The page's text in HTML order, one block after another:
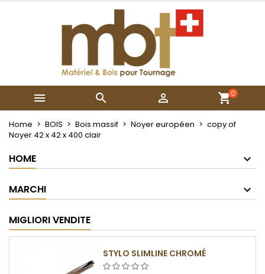
   0
Home BOIS Bois massif Noyer européen
copy of
Noyer 42 x 42 x 400 clair
HOME
MARCHI
MIGLIORI VENDITE
STYLO SLIMLINE CHROMÉ
My wishlists
Crea lista dei desideri
Accedi
Devi avere effettuato l'accesso per salvare dei
prodotti nella tua lista dei desideri.
Annulla Accedi